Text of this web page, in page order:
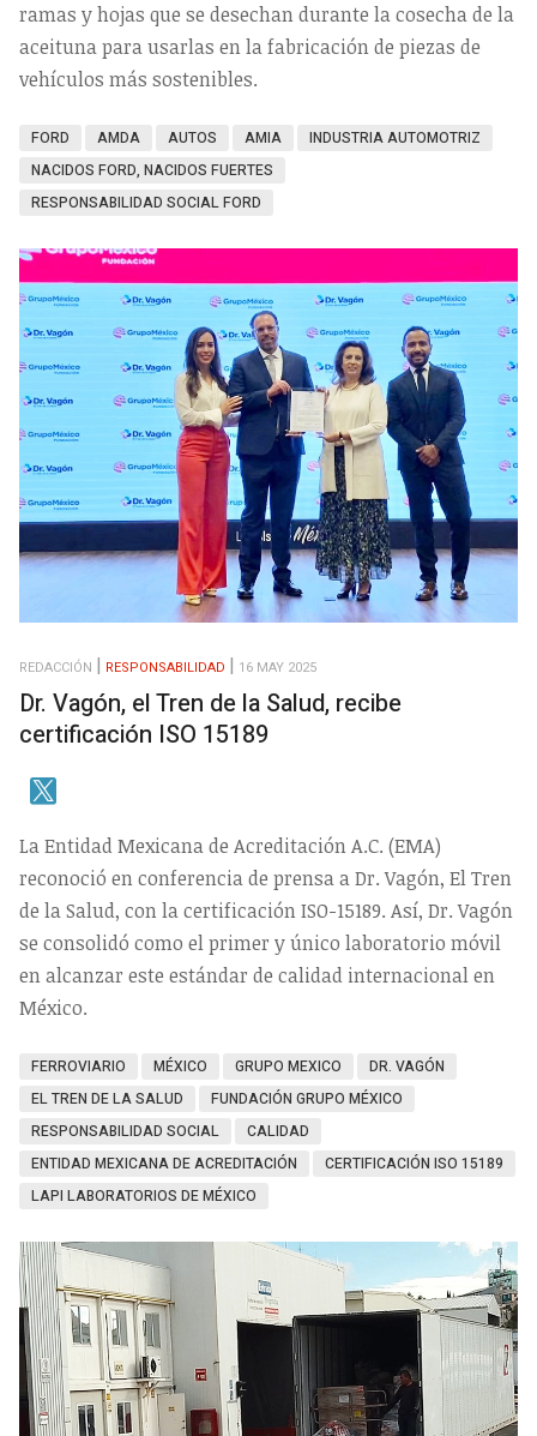
ramas y hojas que se desechan durante la cosecha de la
aceituna para usarlas en la fabricación de piezas de
vehículos más sostenibles.
FORD AMDA AUTOS AMIA
INDUSTRIA AUTOMOTRIZ
NACIDOS FORD, NACIDOS FUERTES
RESPONSABILIDAD SOCIAL FORD
REDACCIÓN RESPONSABILIDAD 16 MAY 2025
Dr. Vagón, el Tren de la Salud, recibe
certificación ISO 15189
La Entidad Mexicana de Acreditación A.C. (EMA)
reconoció en conferencia de prensa a Dr. Vagón, El Tren
de la Salud, con la certificación ISO-15189. Así, Dr. Vagón
se consolidó como el primer y único laboratorio móvil
en alcanzar este estándar de calidad internacional en
México.
FERROVIARIO MÉXICO GRUPO MEXICO
DR. VAGÓN
EL TREN DE LA SALUD
FUNDACIÓN GRUPO MÉXICO
RESPONSABILIDAD SOCIAL
CALIDAD
ENTIDAD MEXICANA DE ACREDITACIÓN
CERTIFICACIÓN ISO 15189
LAPI LABORATORIOS DE MÉXICO